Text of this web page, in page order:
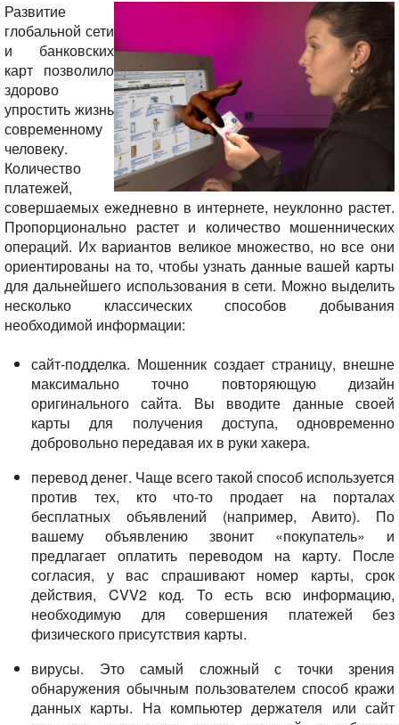
Развитие
глобальной сети
и банковских
карт позволило
здорово
упростить жизнь
современному
человеку.
Количество
платежей,
совершаемых ежедневно в интернете, неуклонно растет.
Пропорционально растет и количество мошеннических
операций. Их вариантов великое множество, но все они
ориентированы на то, чтобы узнать данные вашей карты
для дальнейшего использования в сети. Можно выделить
несколько классических способов добывания
необходимой информации:
сайт-подделка. Мошенник создает страницу, внешне
максимально точно повторяющую дизайн
оригинального сайта. Вы вводите данные своей
карты для получения доступа, одновременно
добровольно передавая их в руки хакера.
перевод денег. Чаще всего такой способ используется
против тех, кто что-то продает на порталах
бесплатных объявлений (например, Авито). По
вашему объявлению звонит «покупатель» и
предлагает оплатить переводом на карту. После
согласия, у вас спрашивают номер карты, срок
действия, CVV2 код. То есть всю информацию,
необходимую для совершения платежей без
физического присутствия карты.
вирусы. Это самый сложный с точки зрения
обнаружения обычным пользователем способ кражи
данных карты. На компьютер держателя или сайт